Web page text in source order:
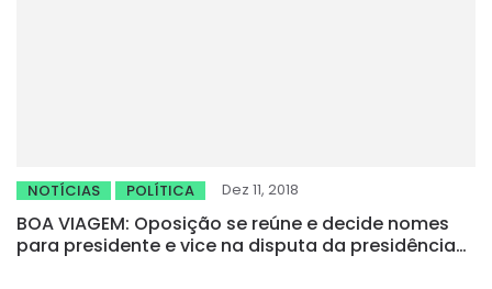
NOTÍCIAS POLÍTICA Dez 11, 2018
BOA VIAGEM: Oposição se reúne e decide nomes
para presidente e vice na disputa da presidência